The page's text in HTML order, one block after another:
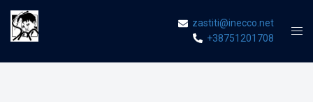
Skip
content
zastiti@inecco.net
+38751201708